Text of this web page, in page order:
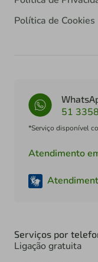
Política de Cookies
51
*Serviço disponível
Atendimento
Serviços por
Ligação gratuita